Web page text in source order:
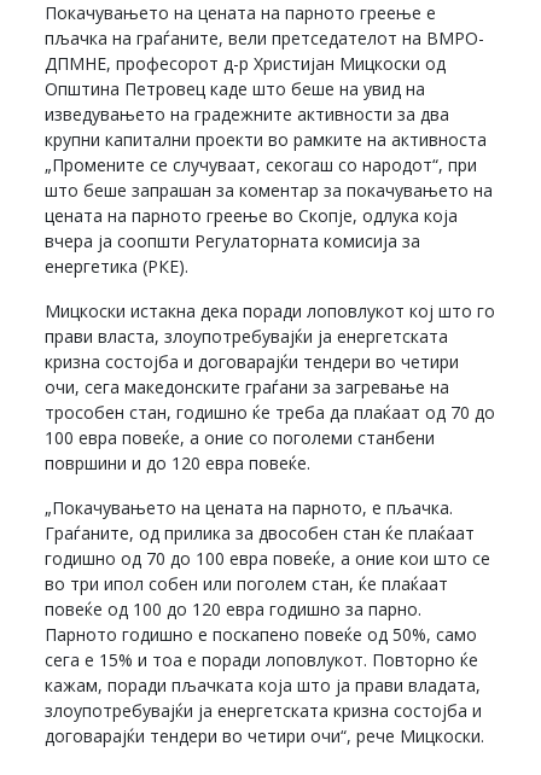
Покачувањето на цената на парното греење е
пљачка на граѓаните, вели претседателот на ВМРО-
ДПМНЕ, професорот д-р Христијан Мицкоски од
Општина Петровец каде што беше на увид на
изведувањето на градежните активности за два
крупни капитални проекти во рамките на активноста
„Промените се случуваат, секогаш со народот“, при
што беше запрашан за коментар за покачувањето на
цената на парното греење во Скопје, одлука која
вчера ја соопшти Регулаторната комисија за
енергетика (РКЕ).
Мицкоски истакна дека поради лоповлукот кој што го
прави власта, злоупотребувајќи ја енергетската
кризна состојба и договарајќи тендери во четири
очи, сега македонските граѓани за загревање на
трособен стан, годишно ќе треба да плаќаат од 70 до
100 евра повеќе, а оние со поголеми станбени
површини и до 120 евра повеќе.
„Покачувањето на цената на парното, е пљачка.
Граѓаните, од прилика за двособен стан ќе плаќаат
годишно од 70 до 100 евра повеќе, а оние кои што се
во три ипол собен или поголем стан, ќе плаќаат
повеќе од 100 до 120 евра годишно за парно.
Парното годишно е поскапено повеќе од 50%, само
сега е 15% и тоа е поради лоповлукот. Повторно ќе
кажам, поради пљачката која што ја прави владата,
злоупотребувајќи ја енергетската кризна состојба и
договарајќи тендери во четири очи“, рече Мицкоски.